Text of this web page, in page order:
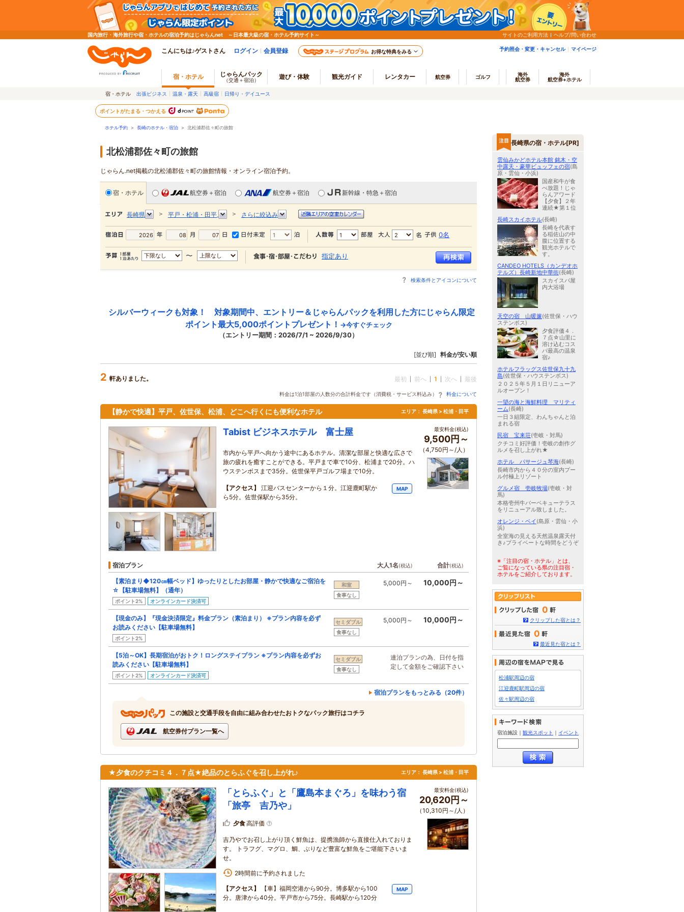
国内旅行・海外旅行や宿・ホテルの宿泊予約はじゃらんnet ～日本最大級の宿・ホテル予約サイト～ サイトのご利用方法 ヘルプ/問い合わせ
こんにちは♪ゲストさん ログイン 会員登録 お得な特典をみる 予約照会・変更・キャンセル マイページ
宿・ホテル じゃらんパック
（交通＋宿泊） 遊び・体験 観光ガイド レンタカー 航空券 ゴルフ
海外
航空券
海外
航空券+ホテル
宿・ホテル 出張ビジネス 温泉・露天 高級宿 日帰り・デイユース
ポイントがたまる・つかえる
ホテル予約 > 長崎のホテル・宿泊 > 北松浦郡佐々町の旅館
北松浦郡佐々町の旅館
じゃらん.net掲載の北松浦郡佐々町の旅館情報・オンライン宿泊予約。
宿・ホテル 航空券＋宿泊 航空券＋宿泊 新幹線・特急＋宿泊
長崎県 ＞ 平戸・松浦・田平 ＞ さらに絞込み
0名
指定あり
検索条件とアイコンについて
シルバーウィークも対象！ 対象期間中、エントリー＆じゃらんパックを利用した方にじゃらん限定
ポイント最大5,000ポイントプレゼント！ →今すぐチェック
（エントリー期間：2026/7/1 ~ 2026/9/30）
[並び順] 料金が安い順
2 軒ありました。 最初 前へ 1 次へ 最後
料金は1泊1部屋の人数分の合計料金です（消費税・サービス料込み） 料金について
【静かで快適】平戸、佐世保、松浦、どこへ行くにも便利なホテル エリア： 長崎県 > 松浦・田平
Tabist ビジネスホテル 富士屋
市内から平戸へ向かう途中にあるホテル。清潔な部屋と快適な広さで
旅の疲れを癒すことができる。平戸まで車で10分、松浦まで20分。ハ
ウステンボスまで35分。佐世保平戸ゴルフ場まで10分。
【アクセス】
江迎バスセンターから１分。江迎鹿町駅か
ら5分。佐世保駅から35分。
MAP
最安料金(税込)
9,500円～
（4,750円～/人）
宿泊プラン 大人1名(税込) 合計(税込)
【素泊まり◆120㎝幅ベッド】ゆったりとしたお部屋・静かで快適なご宿泊を
☆【駐車場無料】（通年）
ポイント2% オンラインカード決済可
和室
食事なし
5,000円～ 10,000円～
【現金のみ】『現金決済限定』料金プラン（素泊まり） ※プラン内容を必ず
お読みください【駐車場無料】
ポイント2%
セミダブル
食事なし
5,000円～ 10,000円～
【5泊～OK】長期宿泊がおトク！ロングステイプラン ※プラン内容を必ずお
読みください【駐車場無料】
ポイント2% オンラインカード決済可
セミダブル
食事なし
連泊プランの為、日付を指
定して金額をご確認下さい
宿泊プランをもっとみる（20件）
この施設と交通手段を自由に組み合わせたおトクなパック旅行はコチラ
航空券付プラン一覧へ
★夕食のクチコミ４．７点★絶品のとらふぐを召し上がれ♪ エリア： 長崎県 > 松浦・田平
「とらふぐ」と「鷹島本まぐろ」を味わう宿
「旅亭 吉乃や」
夕食高評価
吉乃やでお召し上がり頂く鮮魚は、提携漁師から直接仕入れておりま
す。 トラフグ、マグロ、鯛、ぶりなど豊富な鮮魚をご堪能下さいま
せ。
2時間前に予約されました
【アクセス】
【車】福岡空港から90分。博多駅から100
分。唐津から40分。平戸市から75分。長崎駅から120分
MAP
最安料金(税込)
20,620円～
（10,310円～/人）
長崎県の宿・ホテル[PR]
雲仙みかどホテル本館 銘木・空
中露天・豪華ビュッフェの宿(島
原・雲仙・小浜)
国産和牛が食
べ放題！じゃ
らんアワード
【夕食】２年
連続★第１位
長崎スカイホテル(長崎)
長崎を代表す
る稲佐山の中
腹に位置する
観光ホテルで
す。
CANDEO HOTELS（カンデオホ
テルズ）長崎新地中華街(長崎)
スカイスパ屋
内大浴場
天空の宿 山暖簾(佐世保・ハウ
ステンボス)
夕食評価４．
７点☆山里に
溶け込むコス
パ最高の温泉
宿♪
ホテルフラッグス佐世保九十九
島(佐世保・ハウステンボス)
２０２５年５月１日リニューア
ルオープン！
一望の海と海鮮料理 マリティ
ーム(長崎)
一日３組限定、わんちゃんと泊
まれる宿
民宿 宝来荘(壱岐・対馬)
クチコミ好評価！壱岐の創作グ
ルメを召し上がれ★
ホテル パサージュ琴海(長崎)
長崎市内から４０分の室内プー
ル付極上リゾート
グルメ宿 壱岐牧場(壱岐・対
馬)
本格壱州牛バーベキューテラス
をリニューアル致しました。
オレンジ・ベイ (島原・雲仙・小
浜)
全室海の見える天然温泉露天付
き♪プライベートな時間をどうぞ
※「注目の宿・ホテル」とは、
ご覧になっている県の注目宿・
ホテルをご紹介しております。
0
クリップした宿とは？
0
最近見た宿とは？
松浦駅周辺の宿
江迎鹿町駅周辺の宿
佐々駅周辺の宿
宿泊施設 ｜ 観光スポット ｜ イベント